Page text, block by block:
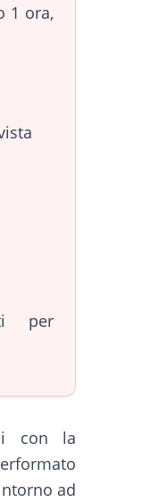
1 ora,
per
con la
ad